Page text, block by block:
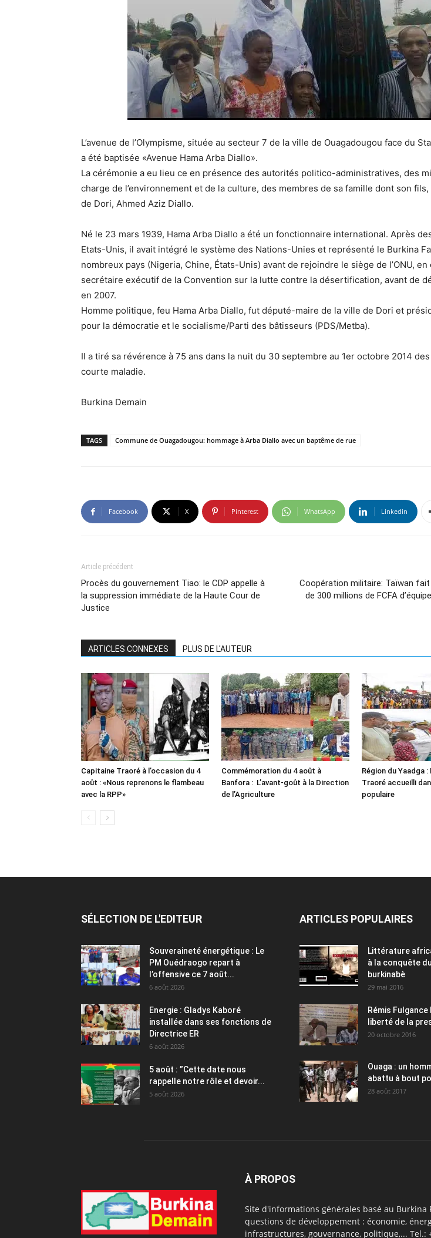
L’avenue de l’Olympisme, située au secteur 7 de la ville de Ouagadougou face du
a été baptisée «Avenue Hama Arba Diallo».
La cérémonie a eu lieu ce en présence des autorités politico-administratives, des
charge de l’environnement et de la culture, des membres de sa famille dont son fils,
de Dori, Ahmed Aziz Diallo.
Né le 23 mars 1939, Hama Arba Diallo a été un fonctionnaire international. Après
Etats-Unis, il avait intégré le système des Nations-Unies et représenté le Burkina
nombreux pays (Nigeria, Chine, États-Unis) avant de rejoindre le siège de l’ONU, en
secrétaire exécutif de la Convention sur la lutte contre la désertification, avant de
en 2007.
Homme politique, feu Hama Arba Diallo, fut député-maire de la ville de Dori et
pour la démocratie et le socialisme/Parti des bâtisseurs (PDS/Metba).
Il a tiré sa révérence à 75 ans dans la nuit du 30 septembre au 1er octobre 2014 des
courte maladie.
Burkina Demain
TAGS Commune de Ouagadougou: hommage à Arba Diallo avec un baptême de rue
Facebook X Pinterest WhatsApp Linkedin
Article précédent
Procès du gouvernement Tiao: le CDP appelle à
la suppression immédiate de la Haute Cour de
Justice
Coopération militaire: Taïwan fait
de 300 millions de FCFA
ARTICLES CONNEXES PLUS DE L'AUTEUR
Capitaine Traoré à l’occasion du 4
août : «Nous reprenons le flambeau
avec la RPP»
Commémoration du 4 août à
Banfora : L’avant-goût à la Direction
de l’Agriculture
Région du Yaadga
Traoré accueilli
populaire
SÉLECTION DE L'EDITEUR
Souveraineté énergétique : Le
PM Ouédraogo repart à
l’offensive ce 7 août...
6 août 2026
Energie : Gladys Kaboré
installée dans ses fonctions de
Directrice ER
6 août 2026
5 août : ”Cette date nous
rappelle notre rôle et devoir...
5 août 2026
ARTICLES POPULAIRES
Littérature
à la conquête
burkinabè
29 mai 2016
Rémis Fulgance
liberté de la
20 octobre 2016
Ouaga : un
abattu à bout
28 août 2017
À PROPOS
Site d'informations générales basé au Burkina
questions de développement : économie,
infrastructures, gouvernance, politique,... Tel.: